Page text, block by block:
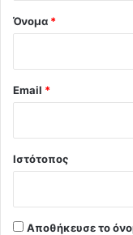
Όνομα *
Email *
Ιστότοπος
Αποθήκευσε το